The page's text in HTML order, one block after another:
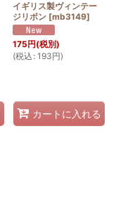
イギリス製ヴィンテー
ジリボン [mb3149]
175円(税別)
(税込 : 193円)
カートに入れる